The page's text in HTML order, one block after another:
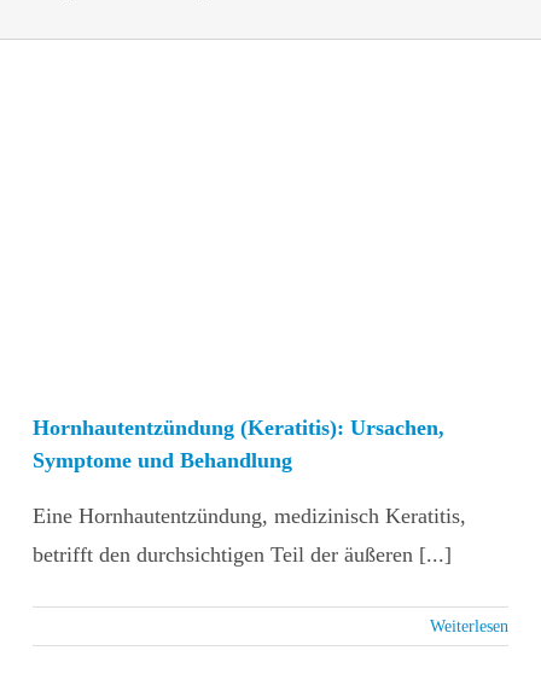
Hornhautentzündung (Keratitis): Ursachen,
Symptome und Behandlung
Eine Hornhautentzündung, medizinisch Keratitis,
betrifft den durchsichtigen Teil der äußeren [...]
Weiterlesen